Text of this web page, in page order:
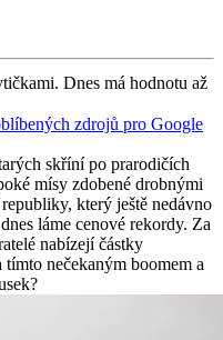
Dnes má hodnotu až
zdrojů pro Google
skříní po prarodičích
mísy zdobené drobnými
který ještě nedávno
láme cenové rekordy. Za
nabízejí částky
nečekaným boomem a